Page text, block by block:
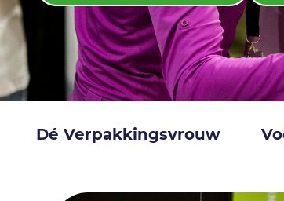
Dé Verpakkingsvrouw